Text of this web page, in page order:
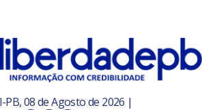
PB, 08 de Agosto de 2026 |